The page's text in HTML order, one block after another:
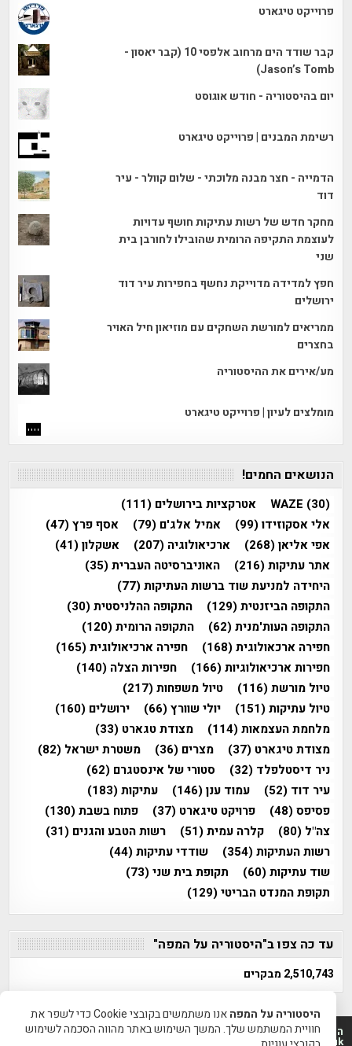
פרוייקט טיגארט
קבר שודד הים מרחוב אלפסי 10 (קבר יאסון -
Jason’s Tomb)
יום בהיסטוריה - חודש אוגוסט
רשימת המבנים | פרוייקט טיגארט
הדמייה - חצר מבנה מלוכתי - שלום קוולר - עיר
דוד
מחקר חדש של רשות עתיקות חושף עדויות
לעוצמת התקיפה הרומית שהובילו לחורבן בית
שני
חפץ למדידה מדוייקת נחשף בחפירות עיר דוד
ירושלים
ממריאים למורשת השחקים עם מוזיאון חיל האויר
בחצרים
מע/אירים את ההיסטוריה
מומלצים לעיון | פרוייקט טיגארט
הנושאים החמים!
WAZE (30) אטרקציות בירושלים (111)
אלי אסקוזידו(99) אמיל אלג'ם (79) אסף פרץ(47)
אפי אליאן(268) ארכיאולוגיה (207) אשקלון(41)
אתר עתיקות(216) האוניברסיטה העברית(35)
היחידה למניעת שוד ברשות העתיקות(77)
התקופה הביזנטית(129) התקופה ההלניסטית(30)
התקופה העות'מנית(62) התקופה הרומית(120)
חפירה ארכאולוגית(168) חפירה ארכיאולוגית(165)
חפירות ארכיאולוגיות(166) חפירות הצלה (140)
טיול מורשת(116) טיול משפחות(217)
טיול עתיקות(151) יולי שוורץ(66) ירושלים (160)
מלחמת העצמאות(114) מצודת טגארט (33)
מצודת טיגארט (37) מצרים (36) משטרת ישראל (82)
ניר דיסטלפלד (32) סטורי של אינסטגרם (62)
עיר דוד (52) עמוד ענן(146) עתיקות(183)
פסיפס(48) פרויקט טיגארט (37) פתוח בשבת(130)
צה"ל (80) קלרה עמית(51) רשות הטבע והגנים (31)
רשות העתיקות(354) שודדי עתיקות(44)
שוד עתיקות(60) תקופת בית שני(73)
תקופת המנדט הבריטי(129)
עד כה צפו ב"היסטוריה על המפה"
2,510,743 מבקרים
היסטוריה על המפה 2011-2026 | פרוייקט טיגארט 2012-2026|
www.mapah.co.il | www.tegart.uk
היסטוריה על המפה
אנו משתמשים בקובצי Cookie כדי לשפר את
חוויית המשתמש שלך. המשך השימוש באתר מהווה הסכמה לשימוש